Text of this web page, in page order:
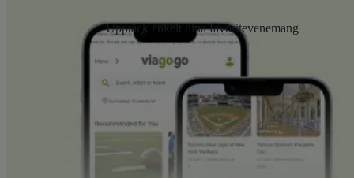
Upptäck enkelt dina favoritevenemang